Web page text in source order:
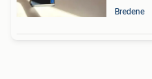
Bredene